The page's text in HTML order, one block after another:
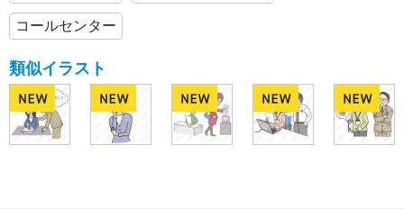
コールセンター
類似イラスト